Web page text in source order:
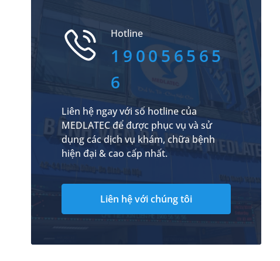
Hotline
190056565
6
Liên hệ ngay với số hotline của
MEDLATEC để được phục vụ và sử
dụng các dịch vụ khám, chữa bệnh
hiện đại & cao cấp nhất.
Liên hệ với chúng tôi